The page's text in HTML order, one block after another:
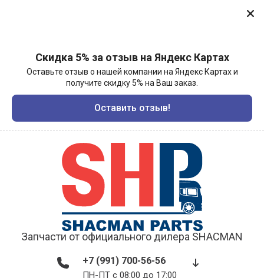
Скидка 5% за отзыв на Яндекс Картах
Оставьте отзыв о нашей компании на Яндекс Картах и
получите скидку 5% на Ваш заказ.
Оставить отзыв!
Запчасти от официального дилера SHACMAN
+7 (991) 700-56-56
ПН-ПТ с 08:00 до 17:00 ​​​​​​​